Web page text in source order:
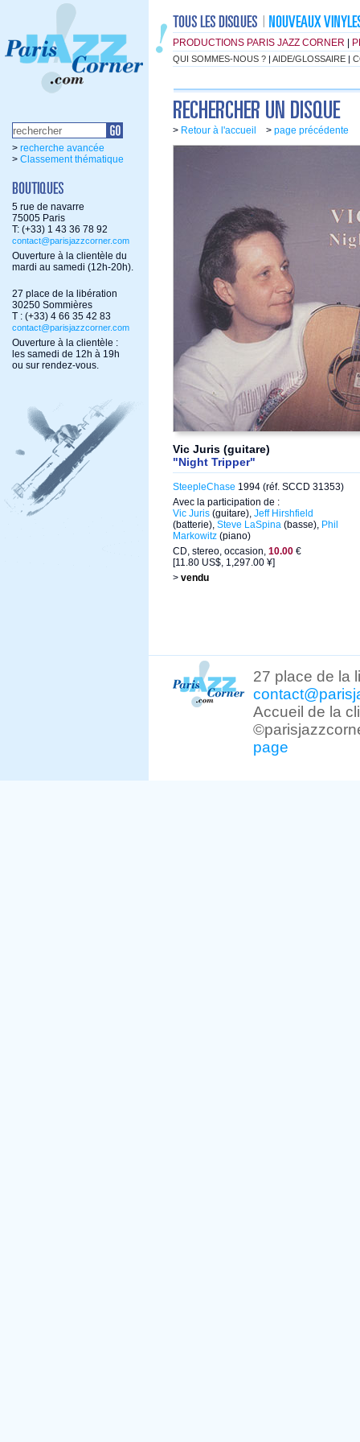
PRODUCTIONS PARIS JAZZ CORNER
QUI SOMMES-NOUS ? | AIDE/GLOSSAIRE |
> recherche avancée
> Classement thématique
5 rue de navarre
75005 Paris
T: (+33) 1 43 36 78 92
contact@parisjazzcorner.com
Ouverture à la clientèle du
mardi au samedi (12h-20h).
27 place de la libération
30250 Sommières
T : (+33) 4 66 35 42 83
contact@parisjazzcorner.com
Ouverture à la clientèle :
les samedi de 12h à 19h
ou sur rendez-vous.
> Retour à l'accueil > page précédente
Vic Juris (guitare)
"Night Tripper"
SteepleChase 1994 (réf. SCCD 31353)
Avec la participation de :
Vic Juris (guitare), Jeff Hirshfield
(batterie), Steve LaSpina (basse), Phil
Markowitz (piano)
CD, stereo, occasion, 10.00 €
[11.80 US$, 1,297.00 ¥]
> vendu
27 place de la
Accueil de la
page